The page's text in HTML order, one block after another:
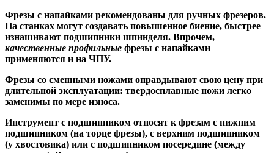
Фрезы с напайками рекомендованы для ручных фрезеров.
На станках могут создавать повышенное биение, быстрее
изнашивают подшипники шпинделя. Впрочем,
качественные профильные фрезы с напайками
применяются и на ЧПУ.
Фрезы со сменными ножами оправдывают свою цену при
длительной эксплуатации: твердосплавные ножи легко
заменимы по мере износа.
Инструмент с подшипником относят к фрезам с нижним
подшипником (на торце фрезы), с верхним подшипником
(у хвостовика) или с подшипником посередине (между